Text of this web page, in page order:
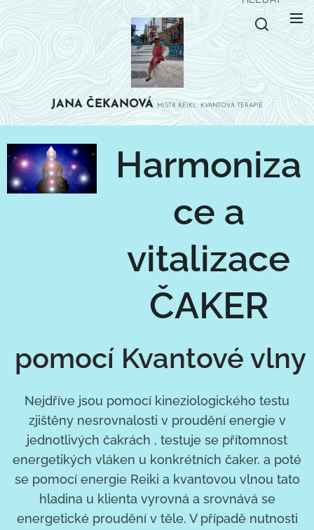
JANAČEKANOVÁ MISTR REIKI, KVANTOVÁ TERAPIE
Harmoniza
ce a
vitalizace
ČAKER
pomocí Kvantové vlny
Nejdříve jsou pomocí kineziologického testu
zjištěny nesrovnalosti v proudění energie v
jednotlivých čakrách , testuje se přítomnost
energetikých vláken u konkrétních čaker. a poté
se pomocí energie Reiki a kvantovou vlnou tato
hladina u klienta vyrovná a srovnává se
energetické proudění v těle. V případě nutnosti